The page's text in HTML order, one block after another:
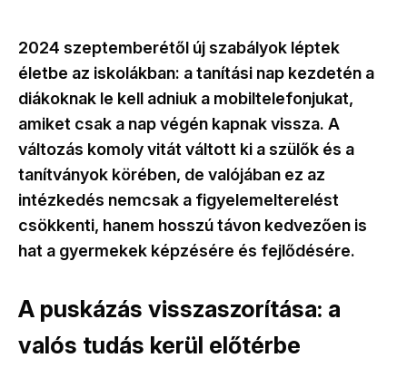
2024 szeptemberétől új szabályok léptek
életbe az iskolákban: a tanítási nap kezdetén a
diákoknak le kell adniuk a mobiltelefonjukat,
amiket csak a nap végén kapnak vissza. A
változás komoly vitát váltott ki a szülők és a
tanítványok körében, de valójában ez az
intézkedés nemcsak a figyelemelterelést
csökkenti, hanem hosszú távon kedvezően is
hat a gyermekek képzésére és fejlődésére.
A puskázás visszaszorítása: a
valós tudás kerül előtérbe